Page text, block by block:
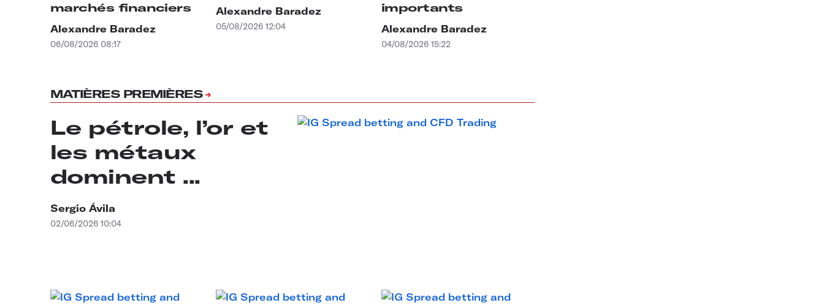
marchés financiers
Alexandre Baradez
06/08/2026 08:17
Alexandre Baradez
05/08/2026 12:04
importants
Alexandre Baradez
04/08/2026 15:22
MATIÈRES PREMIÈRES
Le pétrole, l’or et
les métaux
dominent ...
Sergio Ávila
02/06/2026 10:04